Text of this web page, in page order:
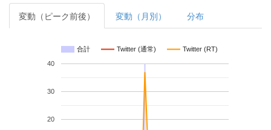
変動（ピーク前後） 変動（月別） 分布
合計 Twitter (通常) Twitter (RT)
20
30
40